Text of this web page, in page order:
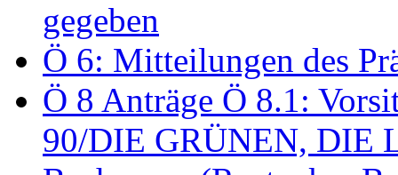
gegeben
Ö 6: Mitteilungen des
Ö 8 Anträge Ö 8.1:
90/DIE GRÜNEN, DIE